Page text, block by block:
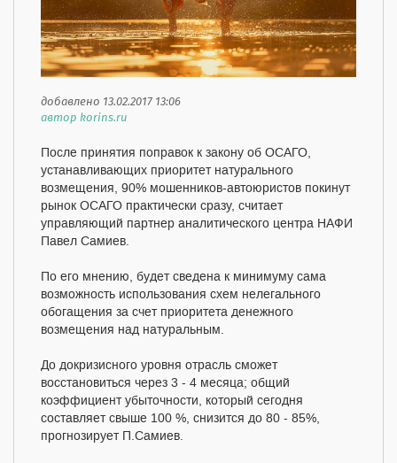
добавлено 13.02.2017 13:06
автор korins.ru
После принятия поправок к закону об ОСАГО,
устанавливающих приоритет натурального
возмещения, 90% мошенников-автоюристов покинут
рынок ОСАГО практически сразу, считает
управляющий партнер аналитического центра НАФИ
Павел Самиев.
По его мнению, будет сведена к минимуму сама
возможность использования схем нелегального
обогащения за счет приоритета денежного
возмещения над натуральным.
До докризисного уровня отрасль сможет
восстановиться через 3 - 4 месяца; общий
коэффициент убыточности, который сегодня
составляет свыше 100 %, снизится до 80 - 85%,
прогнозирует П.Самиев.